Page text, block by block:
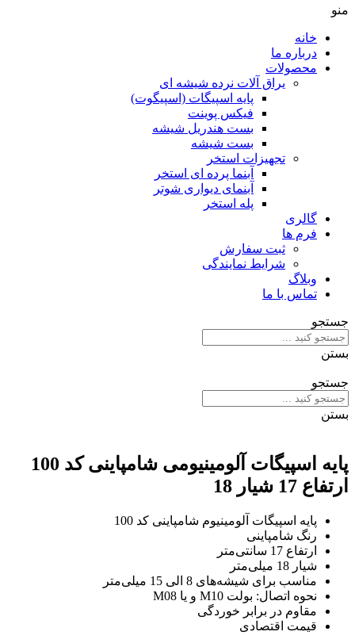
منو
خانه
درباره ما
محصولات
یراق آلات نرده شیشه ای
پایه اسپیگات (اسپیگوت)
فیکس پوینت
بست هندریل شیشه
بست شیشه
تجهیزات استخر
آبنما پرده ای استخر
آبنمای دیواری شوتر
پله استخر
گالری
فرم ها
ثبت سفارش
شرایط نمایندگی
وبلاگ
تماس با ما
جستجو
بستن
جستجو
بستن
پایه اسپیگات آلومینیومی شامپاینی کد 100
ارتفاع 17 شیار 18
پایه اسپیگات آلومینیوم شامپاینی کد 100
رنگ شامپاینی
ارتفاع 17 سانتی‌متر
شیار 18 میلی‌متر
مناسب برای شیشه‌های 8 الی 15 میلی‌متر
نحوه اتصال: بولت M10 و یا M08
مقاوم در برابر خوردگی
قیمت اقتصادی